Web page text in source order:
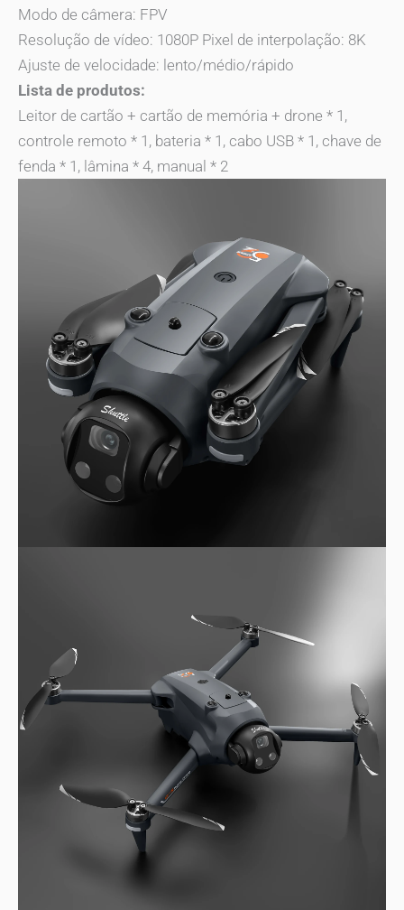
Modo de câmera: FPV
Resolução de vídeo: 1080P Pixel de interpolação: 8K
Ajuste de velocidade: lento/médio/rápido
Lista de produtos:
Leitor de cartão + cartão de memória + drone * 1,
controle remoto * 1, bateria * 1, cabo USB * 1, chave de
fenda * 1, lâmina * 4, manual * 2